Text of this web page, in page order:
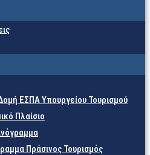
ΕΣΠΑ Υπουργείου Τουρισμού
Πλαίσιο
Πράσινος Τουρισμός